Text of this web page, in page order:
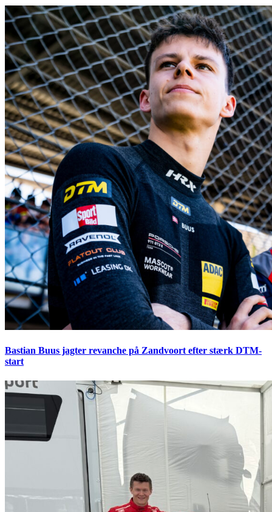
Bastian Buus jagter revanche på Zandvoort efter stærk DTM-
start